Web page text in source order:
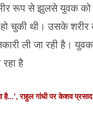
रूप से झुलसे युवक
चुकी थी। उसके शरीर
ली जा रही है।
है
राहुल गांधी पर केशव प्रसाद